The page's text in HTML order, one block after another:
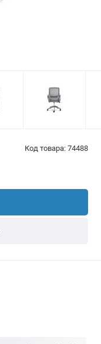
Код товара: 74488